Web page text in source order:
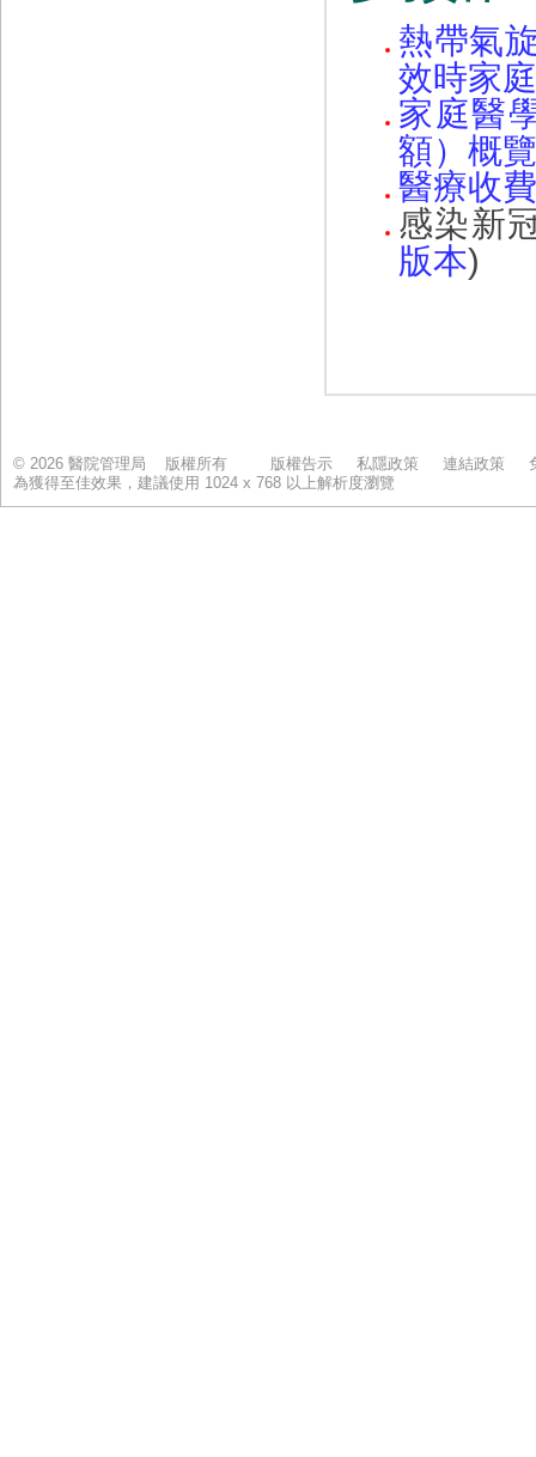
© 2026 醫院管理局 版權所有 版權告示 私隱政策 連結政策
為獲得至佳效果，建議使用 1024 x 768 以上解析度瀏覽